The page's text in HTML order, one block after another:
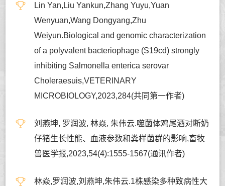
Lin Yan,Liu Yankun,Zhang Yuyu,Yuan
Wenyuan,Wang Dongyang,Zhu
Weiyun.Biological and genomic characterization
of a polyvalent bacteriophage (S19cd) strongly
inhibiting Salmonella enterica serovar
Choleraesuis,VETERINARY
MICROBIOLOGY,2023,284(共同第一作者)
刘燕坤, 罗润波, 林焱, 朱伟云.噬菌体鸡尾酒对断奶
仔猪生长性能、血液参数和粪样菌群的影响,畜牧
兽医学报,2023,54(4):1555-1567(通讯作者)
林焱,罗润波,刘燕坤,朱伟云.1株感染多种致病性大